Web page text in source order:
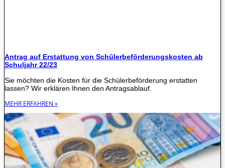
Antrag auf Erstattung von Schülerbeförderungskosten ab
Schuljahr 22/23
Sie möchten die Kosten für die Schülerbeförderung erstatten
lassen? Wir erklären Ihnen den Antragsablauf.
MEHR ERFAHREN »